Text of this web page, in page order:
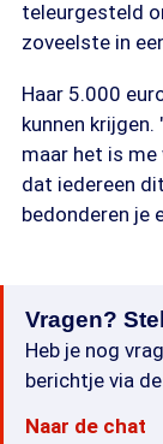
teleurgesteld
zoveelste in
Haar 5.000
kunnen
maar het is me
dat iedereen
bedonderen je
Vragen?
Heb je nog
berichtje via
Naar de chat